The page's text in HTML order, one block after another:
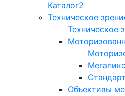
Каталог2
Техническое
Техническое
Объективы